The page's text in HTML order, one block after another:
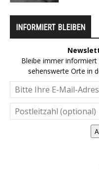
INFORMIERT BLEIBEN
Bleibe immer informiert
sehenswerte Orte in